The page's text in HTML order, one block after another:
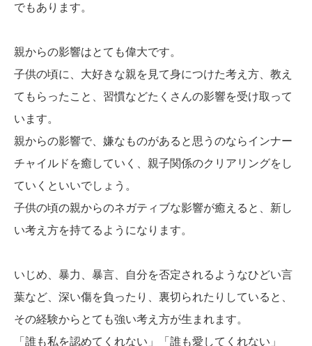
でもあります。
親からの影響はとても偉大です。
子供の頃に、大好きな親を見て身につけた考え方、教え
てもらったこと、習慣などたくさんの影響を受け取って
います。
親からの影響で、嫌なものがあると思うのならインナー
チャイルドを癒していく、親子関係のクリアリングをし
ていくといいでしょう。
子供の頃の親からのネガティブな影響が癒えると、新し
い考え方を持てるようになります。
いじめ、暴力、暴言、自分を否定されるようなひどい言
葉など、深い傷を負ったり、裏切られたりしていると、
その経験からとても強い考え方が生まれます。
「誰も私を認めてくれない」「誰も愛してくれない」